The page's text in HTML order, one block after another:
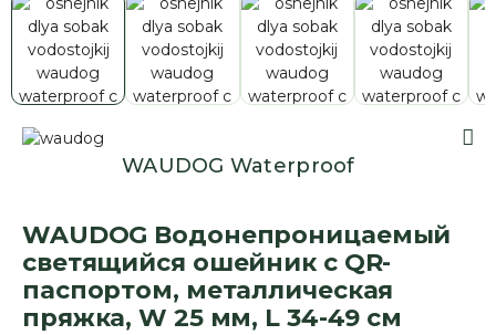
WAUDOG Waterproof
WAUDOG Водонепроницаемый
светящийся ошейник с QR-
паспортом, металлическая
пряжка, W 25 мм, L 34-49 см